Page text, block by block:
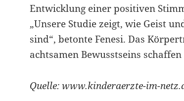
Entwicklung einer positiven
„Unsere Studie zeigt, wie Geist
sind“, betonte Fenesi. Das
achtsamen Bewusstseins
Quelle: www.kinderaerzte-im-